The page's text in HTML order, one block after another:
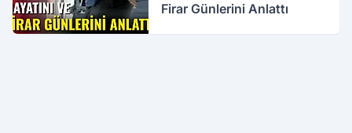
Firar Günlerini Anlattı